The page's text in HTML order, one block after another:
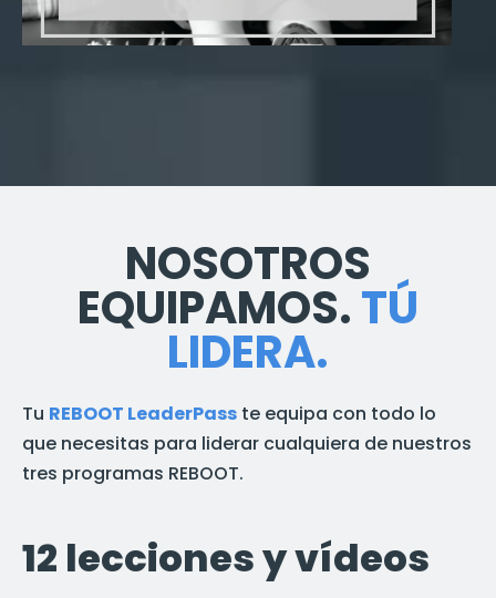
NOSOTROS
EQUIPAMOS.TÚ
LIDERA.
Tu REBOOT LeaderPass te equipa con todo lo
que necesitas para liderar cualquiera de nuestros
tres programas REBOOT.
12 lecciones y vídeos